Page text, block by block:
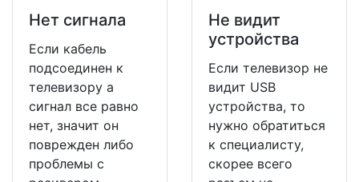
Нет сигнала
Если кабель
подсоединен к
телевизору а
сигнал все равно
нет, значит он
поврежден либо
проблемы с
Не видит
устройства
Если телевизор не
видит USB
устройства, то
нужно обратиться
к специалисту,
скорее всего